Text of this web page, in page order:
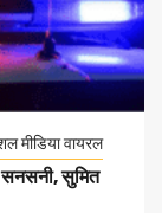
मीडिया वायरल
सुमित